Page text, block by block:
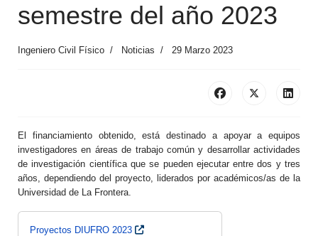
semestre del año 2023
Ingeniero Civil Físico Noticias 29 Marzo 2023
El financiamiento obtenido, está destinado a apoyar a equipos
investigadores en áreas de trabajo común y desarrollar actividades
de investigación científica que se pueden ejecutar entre dos y tres
años, dependiendo del proyecto, liderados por académicos/as de la
Universidad de La Frontera.
Proyectos DIUFRO 2023